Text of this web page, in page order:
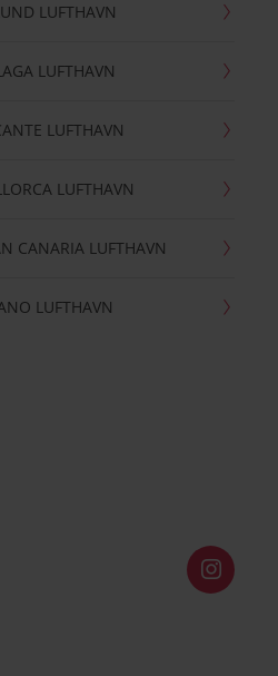
LUFTHAVN
LUFTHAVN
LUFTHAVN
LUFTHAVN
CANARIA LUFTHAVN
LUFTHAVN